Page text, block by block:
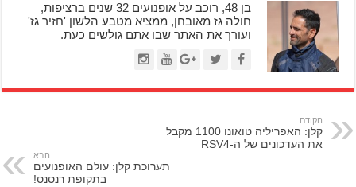
בן 48, רוכב על אופנועים 32 שנים ברציפות,
חולה גז מאובחן, ממציא מטבע הלשון 'חזיר גז'
ועורך את האתר שבו אתם גולשים כעת.
הקודם
קלן: האפריליה טואונו 1100 מקבל
את העדכונים של ה-RSV4
הבא
תערוכת קלן: עולם האופנועים
בתקופת רנסנס!